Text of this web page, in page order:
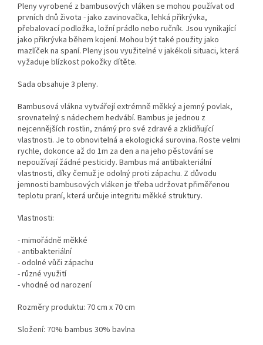
Pleny vyrobené z bambusových vláken se mohou používat od
prvních dnů života - jako zavinovačka, lehká přikrývka,
přebalovací podložka, ložní prádlo nebo ručník. Jsou vynikající
jako přikrývka během kojení. Mohou být také použity jako
mazlíček na spaní. Pleny jsou využitelné v jakékoli situaci, která
vyžaduje blízkost pokožky dítěte.
Sada obsahuje 3 pleny.
Bambusová vlákna vytvářejí extrémně měkký a jemný povlak,
srovnatelný s nádechem hedvábí. Bambus je jednou z
nejcennějších rostlin, známý pro své zdravé a zklidňující
vlastnosti. Je to obnovitelná a ekologická surovina. Roste velmi
rychle, dokonce až do 1m za den a na jeho pěstování se
nepoužívají žádné pesticidy. Bambus má antibakteriální
vlastnosti, díky čemuž je odolný proti zápachu. Z důvodu
jemnosti bambusových vláken je třeba udržovat přiměřenou
teplotu praní, která určuje integritu měkké struktury.
Vlastnosti:
- mimořádně měkké
- antibakteriální
- odolné vůči zápachu
- různé využití
- vhodné od narození
Rozměry produktu: 70 cm x 70 cm
Složení: 70% bambus 30% bavlna